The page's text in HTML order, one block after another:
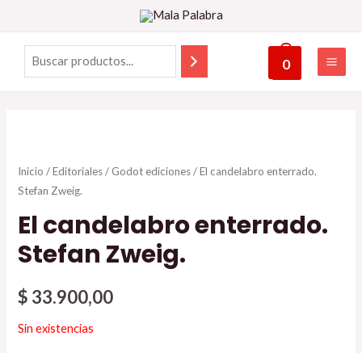
0
Inicio /Editoriales/ Godot ediciones/ El candelabro enterrado.
Stefan Zweig.
El candelabro enterrado.
Stefan Zweig.
$ 33.900,00
Sin existencias